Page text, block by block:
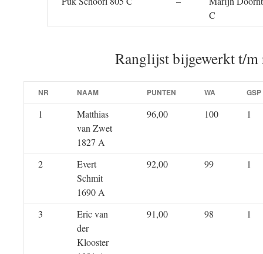
C
Ranglijst bijgewerkt t/m
NR NAAM PUNTEN WA GSP
1
Matthias
van Zwet
1827 A
96,00 100 1
2
Evert
Schmit
1690 A
92,00 99 1
3
Eric van
der
Klooster
91,00 98 1